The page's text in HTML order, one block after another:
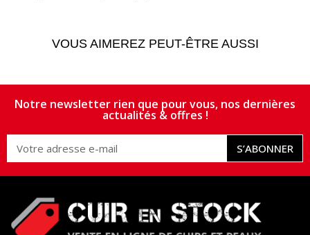
VOUS AIMEREZ PEUT-ÊTRE AUSSI
Notre newsletter rien que pour vous, nos dernières
actualités & offres !
S’ABONNER